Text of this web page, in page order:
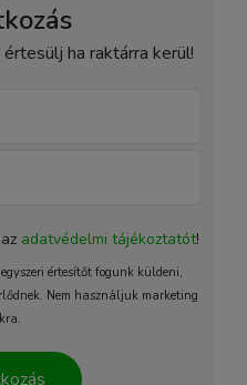
ha raktárra kerül!
adatvédelmi tájékoztatót!
értesítőt fogunk küldeni,
Nem használjuk marketing